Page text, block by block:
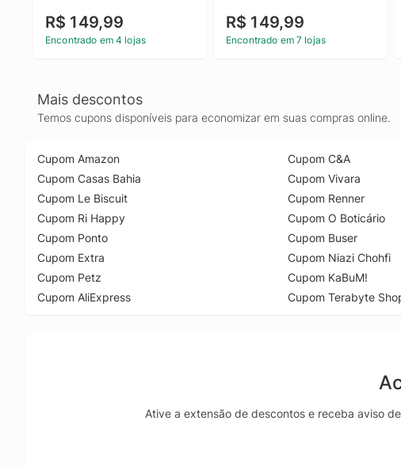
R$ 149,99
Encontrado em 4 lojas
R$ 149,99
Encontrado em 7 lojas
Mais descontos
Temos cupons disponíveis para economizar em suas compras online.
Cupom Amazon
Cupom Casas Bahia
Cupom Le Biscuit
Cupom Ri Happy
Cupom Ponto
Cupom Extra
Cupom Petz
Cupom AliExpress
Cupom C&A
Cupom Vivara
Cupom Renner
Cupom O Boticário
Cupom Buser
Cupom Niazi Chohfi
Cupom KaBuM!
Cupom Terabyte
Ative a extensão de descontos e receba aviso